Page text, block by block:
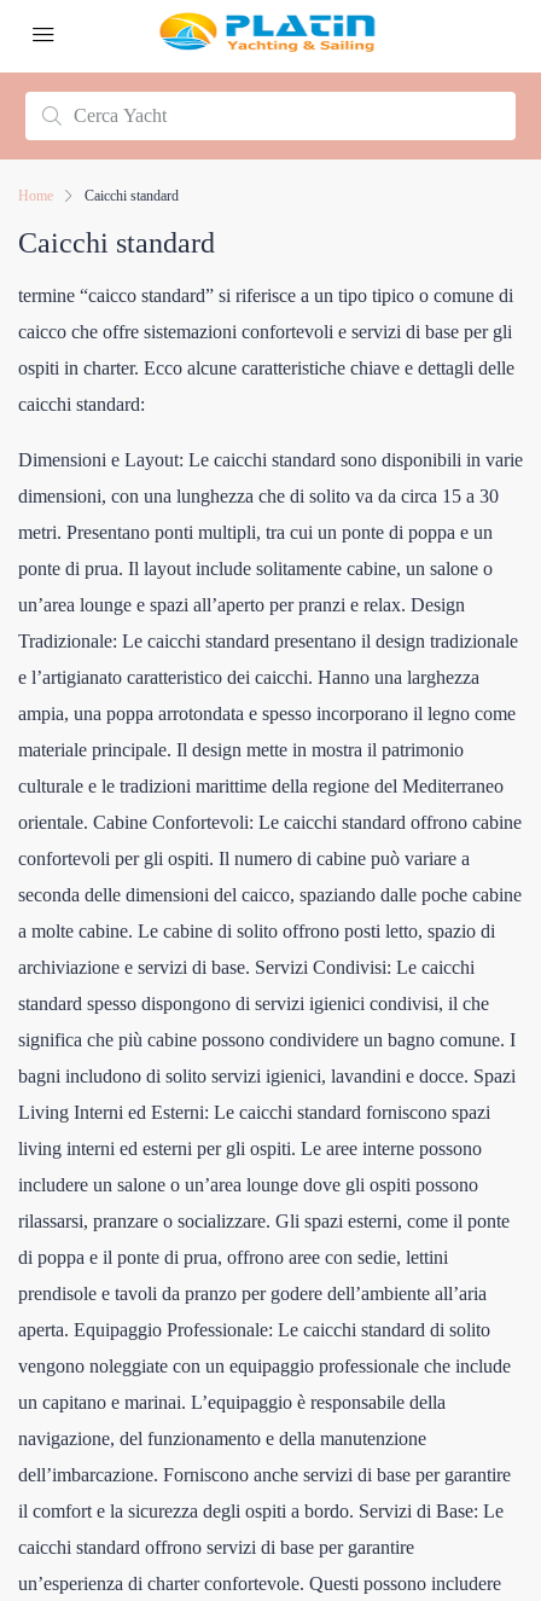
Home Caicchi standard
Caicchi standard
termine “caicco standard” si riferisce a un tipo tipico o comune di
caicco che offre sistemazioni confortevoli e servizi di base per gli
ospiti in charter. Ecco alcune caratteristiche chiave e dettagli delle
caicchi standard:
Dimensioni e Layout: Le caicchi standard sono disponibili in varie
dimensioni, con una lunghezza che di solito va da circa 15 a 30
metri. Presentano ponti multipli, tra cui un ponte di poppa e un
ponte di prua. Il layout include solitamente cabine, un salone o
un’area lounge e spazi all’aperto per pranzi e relax. Design
Tradizionale: Le caicchi standard presentano il design tradizionale
e l’artigianato caratteristico dei caicchi. Hanno una larghezza
ampia, una poppa arrotondata e spesso incorporano il legno come
materiale principale. Il design mette in mostra il patrimonio
culturale e le tradizioni marittime della regione del Mediterraneo
orientale. Cabine Confortevoli: Le caicchi standard offrono cabine
confortevoli per gli ospiti. Il numero di cabine può variare a
seconda delle dimensioni del caicco, spaziando dalle poche cabine
a molte cabine. Le cabine di solito offrono posti letto, spazio di
archiviazione e servizi di base. Servizi Condivisi: Le caicchi
standard spesso dispongono di servizi igienici condivisi, il che
significa che più cabine possono condividere un bagno comune. I
bagni includono di solito servizi igienici, lavandini e docce. Spazi
Living Interni ed Esterni: Le caicchi standard forniscono spazi
living interni ed esterni per gli ospiti. Le aree interne possono
includere un salone o un’area lounge dove gli ospiti possono
rilassarsi, pranzare o socializzare. Gli spazi esterni, come il ponte
di poppa e il ponte di prua, offrono aree con sedie, lettini
prendisole e tavoli da pranzo per godere dell’ambiente all’aria
aperta. Equipaggio Professionale: Le caicchi standard di solito
vengono noleggiate con un equipaggio professionale che include
un capitano e marinai. L’equipaggio è responsabile della
navigazione, del funzionamento e della manutenzione
dell’imbarcazione. Forniscono anche servizi di base per garantire
il comfort e la sicurezza degli ospiti a bordo. Servizi di Base: Le
caicchi standard offrono servizi di base per garantire
un’esperienza di charter confortevole. Questi possono includere